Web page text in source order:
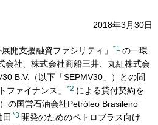
2018年3月30日
開支援融資ファシリティ」 *1 の一環
会社、株式会社商船三井、丸紅株式会
B.V.（以下「SEPMV30」）との間
ァイナンス」
*2 による貸付契約を
の国営石油会社Petróleo Brasileiro
*3 開発のためのペトロブラス向け